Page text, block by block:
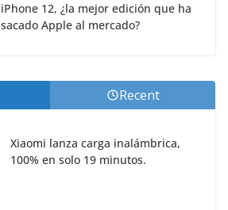
iPhone 12, ¿la mejor edición que ha
sacado Apple al mercado?
Recent
Xiaomi lanza carga inalámbrica,
100% en solo 19 minutos.